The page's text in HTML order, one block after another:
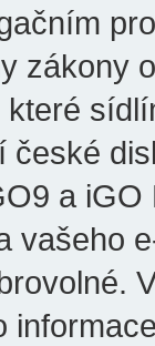
zákony
české
a
vašeho